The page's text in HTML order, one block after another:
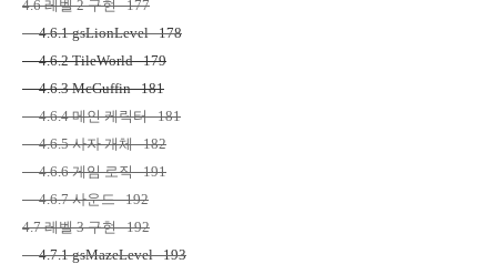
4.6레벨2구현177
4.6.1 gsLionLevel 178
4.6.2 TileWorld 179
4.6.3 McGuffin 181
4.6.4메인 케릭터181
4.6.5사자 개체182
4.6.6게임 로직191
4.6.7사운드192
4.7레벨3구현192
4.7.1 gsMazeLevel 193